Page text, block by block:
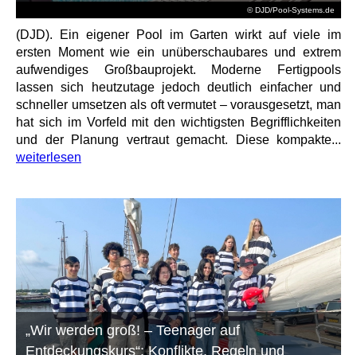
© DJD/Pool-Systems.de
(DJD). Ein eigener Pool im Garten wirkt auf viele im
ersten Moment wie ein unüberschaubares und extrem
aufwendiges Großbauprojekt. Moderne Fertigpools
lassen sich heutzutage jedoch deutlich einfacher und
schneller umsetzen als oft vermutet – vorausgesetzt, man
hat sich im Vorfeld mit den wichtigsten Begrifflichkeiten
und der Planung vertraut gemacht. Diese kompakte...
weiterlesen
„Wir werden groß! – Teenager auf
Entdeckungskurs“: Konflikte, Regeln und